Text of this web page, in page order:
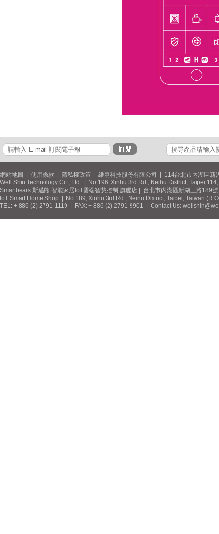
網站地圖 使用條款 隱私權政策 維熹科技股份有限公司 | 114台北市內湖區新
Well Shin Technology Co., Ltd. | No.196, Xinhu 3rd Rd., Neihu District, Taipei
Smartbears 斯邁熊 智能家居IoT雲端智慧控制 旗艦店 | 台北市內湖區新湖三路189
IoT Smart Home Shop | No.189, Xinhu 3rd Rd., Neihu District, Taipei, Taiwan
TEL: + 886 (2) 2791-1119 | FAX: + 886 (2) 2791-9901 | Contact Us: